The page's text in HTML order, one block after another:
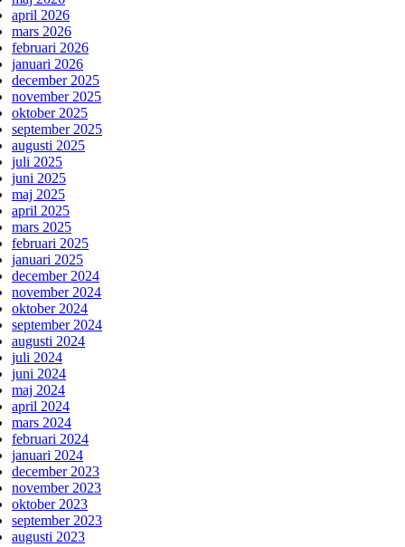
april 2026
mars 2026
februari 2026
januari 2026
december 2025
november 2025
oktober 2025
september 2025
augusti 2025
juli 2025
juni 2025
maj 2025
april 2025
mars 2025
februari 2025
januari 2025
december 2024
november 2024
oktober 2024
september 2024
augusti 2024
juli 2024
juni 2024
maj 2024
april 2024
mars 2024
februari 2024
januari 2024
december 2023
november 2023
oktober 2023
september 2023
augusti 2023